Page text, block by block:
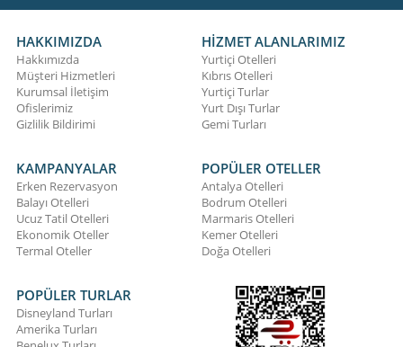
HAKKIMIZDA
Hakkımızda
Müşteri Hizmetleri
Kurumsal İletişim
Ofislerimiz
Gizlilik Bildirimi
HİZMET ALANLARIMIZ
Yurtiçi Otelleri
Kıbrıs Otelleri
Yurtiçi Turlar
Yurt Dışı Turlar
Gemi Turları
KAMPANYALAR
Erken Rezervasyon
Balayı Otelleri
Ucuz Tatil Otelleri
Ekonomik Oteller
Termal Oteller
POPÜLER OTELLER
Antalya Otelleri
Bodrum Otelleri
Marmaris Otelleri
Kemer Otelleri
Doğa Otelleri
POPÜLER TURLAR
Disneyland Turları
Amerika Turları